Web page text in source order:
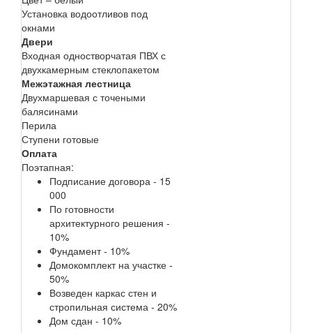
Установка водоотливов под
окнами
Двери
Входная одностворчатая ПВХ с
двухкамерным стеклопакетом
Межэтажная лестница
Двухмаршевая с точеными
балясинами
Перила
Ступени готовые
Оплата
Поэтапная:
Подписание договора - 15
000
По готовности
архитектурного решения -
10%
Фундамент - 10%
Домокомплект на участке -
50%
Возведен каркас стен и
стропильная система - 20%
Дом сдан - 10%